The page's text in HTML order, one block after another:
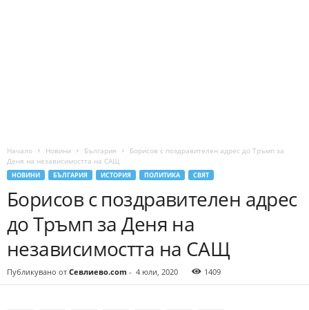
Начало Новини България
Борисов с поздравителен адрес до Тръмп за
Деня на независимостта на САЩ
НОВИНИ БЪЛГАРИЯ ИСТОРИЯ ПОЛИТИКА СВЯТ
Борисов с поздравителен адрес
до Тръмп за Деня на
независимостта на САЩ
Публикувано от Севлиево.com - 4 юли, 2020 1409